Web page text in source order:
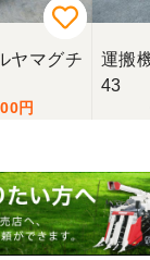
っちー
引ができました。
します。また配送
ざいました。
ヤマグチ
運搬
43